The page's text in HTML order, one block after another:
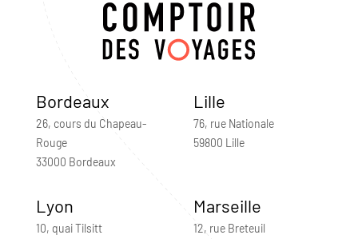
Bordeaux
26, cours du Chapeau-
Rouge
33000 Bordeaux
Lille
76, rue Nationale
59800 Lille
Lyon
10, quai Tilsitt
Marseille
12, rue Breteuil